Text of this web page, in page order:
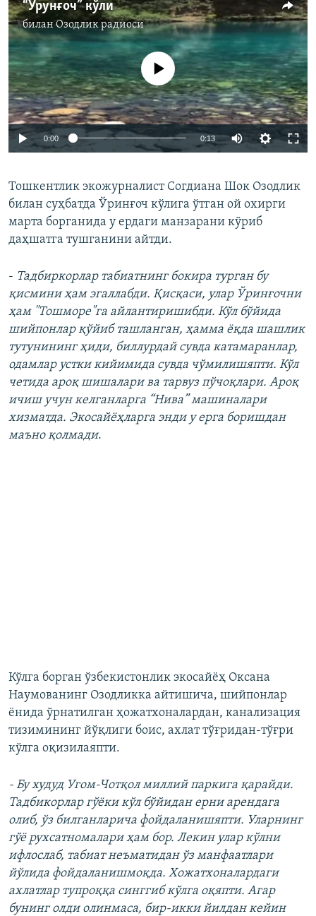
“Ўрунғоч” кўли
биланОзодлик радиоси
Айни дамда медиа-манба мавжуд эмас
0:00 0:13
Тошкентлик экожурналист Согдиана Шок Озодлик
билан суҳбатда Ўринғоч кўлига ўтган ой охирги
марта борганида у ердаги манзарани кўриб
даҳшатга тушганини айтди.
- Тадбиркорлар табиатнинг бокира турган бу
қисмини ҳам эгаллабди. Қисқаси, улар Ўринғочни
ҳам "Тошморе"га айлантиришибди. Кўл бўйида
шийпонлар қўйиб ташланган, ҳамма ёқда шашлик
тутунининг ҳиди, биллурдай сувда катамаранлар,
одамлар устки кийимида сувда чўмилишяпти. Кўл
четида ароқ шишалари ва тарвуз пўчоқлари. Ароқ
ичиш учун келганларга “Нива” машиналари
хизматда. Экосайёҳларга энди у ерга боришдан
маъно қолмади.
Кўлга борган ўзбекистонлик экосайёҳ Оксана
Наумованинг Озодликка айтишича, шийпонлар
ёнида ўрнатилган ҳожатхоналардан, канализация
тизимининг йўқлиги боис, ахлат тўғридан-тўғри
кўлга оқизилаяпти.
- Бу худуд Угом-Чотқол миллий паркига қарайди.
Тадбикорлар гўёки кўл бўйидан ерни арендага
олиб, ўз билганларича фойдаланишяпти. Уларнинг
гўё рухсатномалари ҳам бор. Лекин улар кўлни
ифлослаб, табиат неъматидан ўз манфаатлари
йўлида фойдаланишмоқда. Хожатхоналардаги
ахлатлар тупроққа синггиб кўлга оқяпти. Агар
бунинг олди олинмаса, бир-икки йилдан кейин